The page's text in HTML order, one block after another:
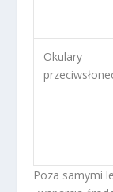
Okulary
Poza samymi